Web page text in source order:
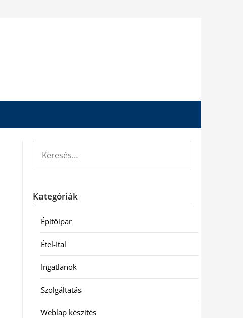
Kategóriák
Építőipar
Étel-Ital
Ingatlanok
Szolgáltatás
Weblap készítés